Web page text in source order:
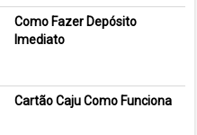
Como Fazer Depósito
Imediato
Cartão Caju Como Funciona